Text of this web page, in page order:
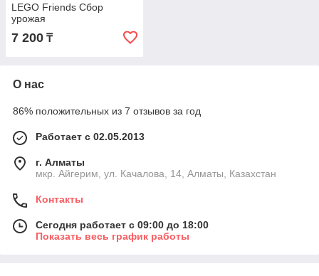
LEGO Friends Сбор
урожая
7 200 ₸
О нас
86% положительных из 7 отзывов за год
Работает с 02.05.2013
г. Алматы
мкр. Айгерим, ул. Качалова, 14, Алматы, Казахстан
Контакты
Сегодня работает с 09:00 до 18:00
Показать весь график работы